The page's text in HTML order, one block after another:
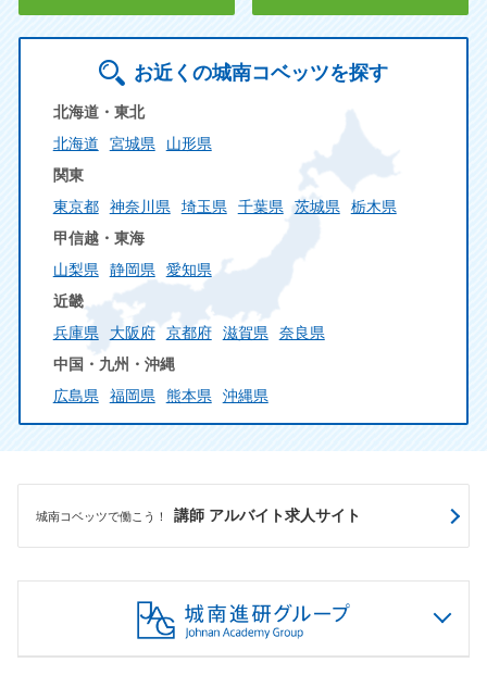
お近くの城南コベッツを探す
北海道・東北
北海道
宮城県
山形県
関東
東京都
神奈川県 埼玉県 千葉県 茨城県
栃木県
甲信越・東海
山梨県
静岡県
愛知県
近畿
兵庫県
大阪府 京都府 滋賀県
奈良県
中国・九州・沖縄
広島県
福岡県 熊本県 沖縄県
城南コベッツで働こう！ 講師 アルバイト求人サイト